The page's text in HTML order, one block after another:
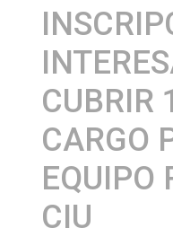
CUBRIR
CARGO
EQUIPO
CIU